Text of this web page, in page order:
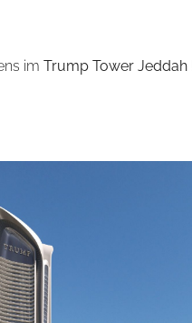
im Trump Tower Jeddah